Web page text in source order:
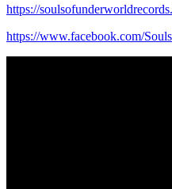
https://
https://www.facebook.com/